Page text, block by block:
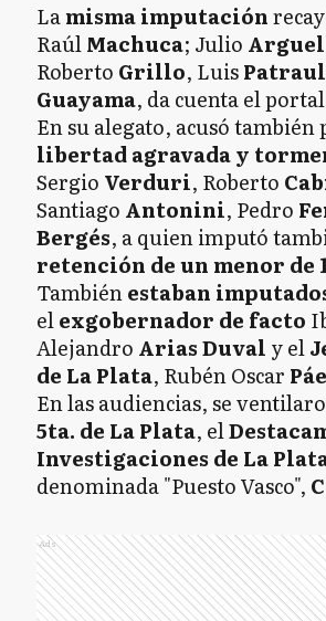
Lamisma imputación
RaúlMachuca; Julio
Roberto Grillo, Luis
Guayama, da cuenta el
En su alegato, acusó también
libertad agravada y
Sergio Verduri, Roberto
Santiago Antonini, Pedro
Bergés, a quien imputó
retención de un menor de
Tambiénestaban
elexgobernador de facto
Alejandro Arias Duval y el
de La Plata, Rubén Oscar
En las audiencias, se
5ta. de La Plata, el
Investigaciones de La
denominada "Puesto Vasco",
Ads